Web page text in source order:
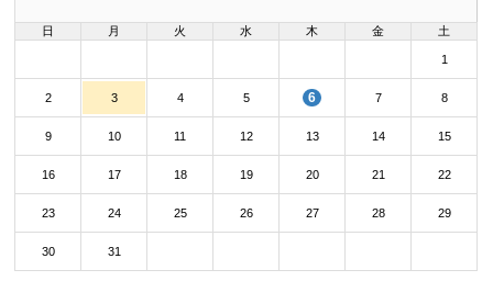
日 月 火 水 木 金 土
1
2 3 4 5 6 7 8
9 10 11 12 13 14 15
16 17 18 19 20 21 22
23 24 25 26 27 28 29
30 31